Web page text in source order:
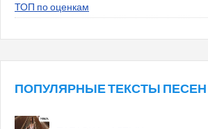
ТОП по оценкам
ПОПУЛЯРНЫЕ ТЕКСТЫ ПЕСЕН